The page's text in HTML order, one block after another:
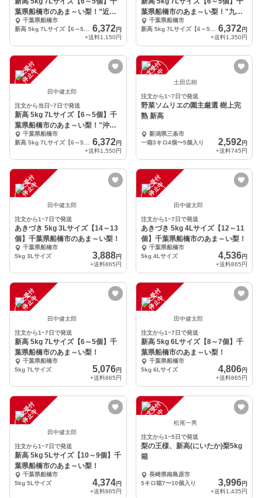
葉県船橋市のあま～い梨！”近畿
地方限定”
千葉県船橋市
6,372円
+送料1,150円
葉県船橋市のあま～い梨！"九州
北海道限定"
千葉県船橋市
新高 5kg 7Lサイズ【6～5個】千葉県船橋市のあま～い梨！関東中部東北限定
6,372円
+送料1,350円
注
文
受
付
停
止
中
田中健太郎
注文から当日~7日で発送
新高 5kg 7Lサイズ【6～5個】千
葉県船橋市のあま～い梨！"沖縄
限定"千葉県船橋市
6,372円
+送料1,550円
注
文
受
付
停
止
中 土田広樹
注文から1~7日で発送
野菜ソムリエの園主厳選 樹上完
熟 新高
新潟県三条市
一箱3キロ4個〜5個入り
2,592円
+送料745円
注
文
受
付
停
止
中
田中健太郎
注文から1~7日で発送
あきづき 5kg 3Lサイズ【14～13
個】千葉県船橋市のあま～い梨！
千葉県船橋市
5kg 3Lサイズ
3,888円
+送料865円
注
文
受
付
停
止
中
田中健太郎
注文から1~7日で発送
あきづき 5kg 4Lサイズ【12～11
個】千葉県船橋市のあま～い梨！
千葉県船橋市
5kg 4Lサイズ
4,536円
+送料865円
注
文
受
付
停
止
中
田中健太郎
注文から1~7日で発送
新高 5kg 7Lサイズ【6～5個】千
葉県船橋市のあま～い梨！
千葉県船橋市
5kg 7Lサイズ
5,076円
+送料865円
注
文
受
付
停
止
中
田中健太郎
注文から1~7日で発送
新高 5kg 6Lサイズ【8～7個】千
葉県船橋市のあま～い梨！
千葉県船橋市
5kg 6Lサイズ
4,806円
+送料865円
注
文
受
付
停
止
中
田中健太郎
注文から1~7日で発送
新高 5kg 5Lサイズ【10～9個】千
葉県船橋市のあま～い梨！
千葉県船橋市
5kg 5Lサイズ
4,374円
+送料865円
注
文
受
付
停
止
中 松尾一男
注文から1~5日で発送
梨の王様、新高(にいたか)梨5kg
箱
長崎県南島原市
5キロ箱7〜10個入り
3,996円
+送料1,435円